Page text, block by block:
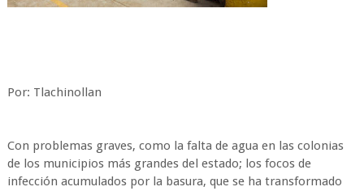
Por: Tlachinollan
Con problemas graves, como la falta de agua en las colonias
de los municipios más grandes del estado; los focos de
infección acumulados por la basura, que se ha transformado